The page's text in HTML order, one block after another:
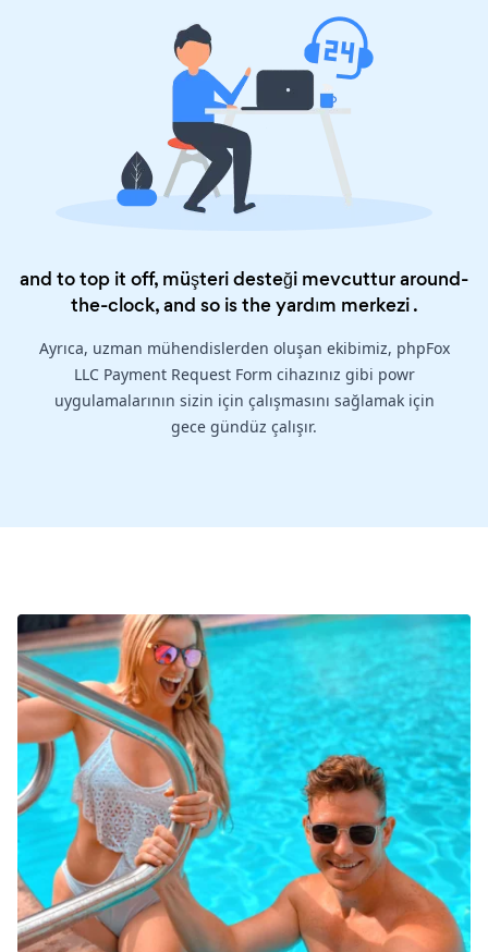
and to top it off, müşteri desteği mevcuttur around-
the-clock, and so is theyardım merkezi.
Ayrıca, uzman mühendislerden oluşan ekibimiz, phpFox
LLC Payment Request Form cihazınız gibi powr
uygulamalarının sizin için çalışmasını sağlamak için
gece gündüz çalışır.